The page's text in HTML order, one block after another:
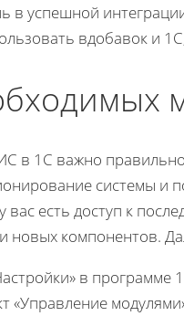
в успешной
вдобавок и
в 1С важно
системы и
вас есть доступ к
новых компонентов.
в программе
«Управление